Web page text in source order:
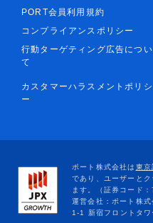
PORT会員利用規約
コンプライアンスポリシー
行動ターゲティング広告につい
て
カスタマーハラスメントポリシ
ー